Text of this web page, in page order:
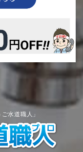
水道職人」